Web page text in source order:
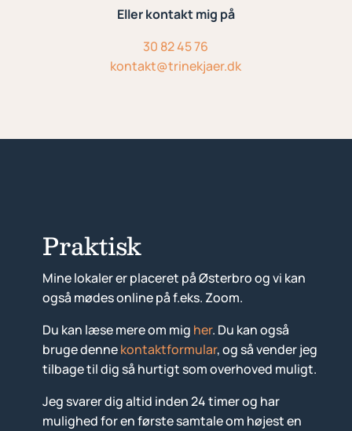
Eller kontakt mig på
30 82 45 76
kontakt@trinekjaer.dk
Praktisk
Mine lokaler er placeret på Østerbro og vi kan
også mødes online på f.eks. Zoom.
Du kan læse mere om mig her. Du kan også
bruge dennekontaktformular, og så vender jeg
tilbage til dig så hurtigt som overhoved muligt.
Jeg svarer dig altid inden 24 timer og har
mulighed for en første samtale om højest en